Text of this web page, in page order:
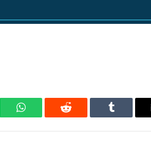
WhatsAppReddit Tumblr